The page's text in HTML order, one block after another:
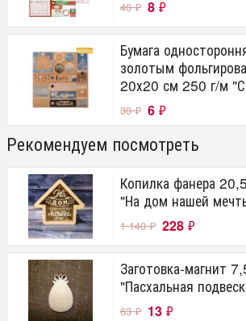
40₽ 8 ₽
Бумага
золотым
20х20 см 250 г/м
30₽ 6 ₽
Рекомендуем посмотреть
Копилка фанера
"На дом нашей
1 140₽ 228 ₽
Заготовка-магнит
"Пасхальная
63₽ 13 ₽